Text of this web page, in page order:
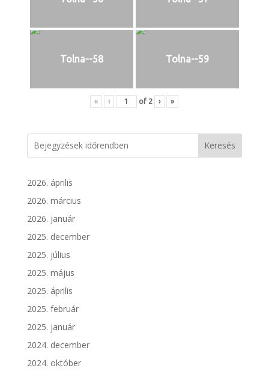
Tolna--58 Tolna--59
« ‹ of 2 › »
Keresés
2026. április
2026. március
2026. január
2025. december
2025. július
2025. május
2025. április
2025. február
2025. január
2024. december
2024. október